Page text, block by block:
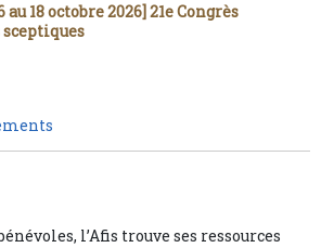
18 octobre 2026] 21e Congrès
sceptiques
l’Afis trouve ses ressources